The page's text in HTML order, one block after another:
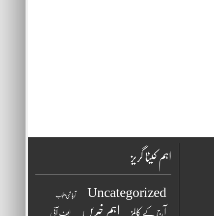
اہم کیٹا گریز
Uncategorized آبپاشی پنجاب
آج کے کالمز اہم خبریں ایف آئی